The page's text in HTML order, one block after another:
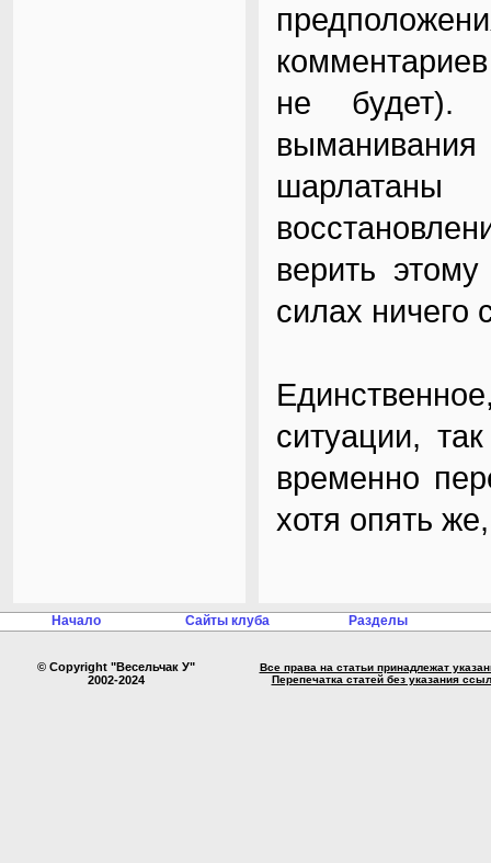
не будет).
верить
силах ничего
ситуации,
временно
хотя опять
Начало Сайты клуба Разделы
© Copyright "Весельчак У"
2002-2024
Все права на статьи принадлежат
Перепечатка статей без указания